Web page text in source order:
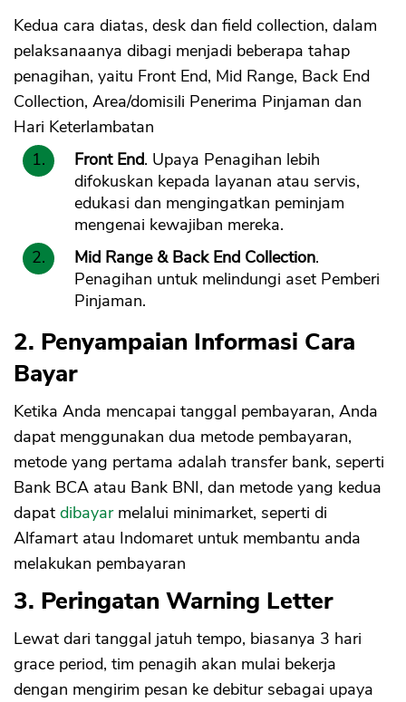
Kedua cara diatas, desk dan field collection, dalam
pelaksanaanya dibagi menjadi beberapa tahap
penagihan, yaitu Front End, Mid Range, Back End
Collection, Area/domisili Penerima Pinjaman dan
Hari Keterlambatan
Front End. Upaya Penagihan lebih
difokuskan kepada layanan atau servis,
edukasi dan mengingatkan peminjam
mengenai kewajiban mereka.
Mid Range & Back End Collection.
Penagihan untuk melindungi aset Pemberi
Pinjaman.
2. Penyampaian Informasi Cara
Bayar
Ketika Anda mencapai tanggal pembayaran, Anda
dapat menggunakan dua metode pembayaran,
metode yang pertama adalah transfer bank, seperti
Bank BCA atau Bank BNI, dan metode yang kedua
dapat dibayarmelalui minimarket, seperti di
Alfamart atau Indomaret untuk membantu anda
melakukan pembayaran
3. Peringatan Warning Letter
Lewat dari tanggal jatuh tempo, biasanya 3 hari
grace period, tim penagih akan mulai bekerja
dengan mengirim pesan ke debitur sebagai upaya